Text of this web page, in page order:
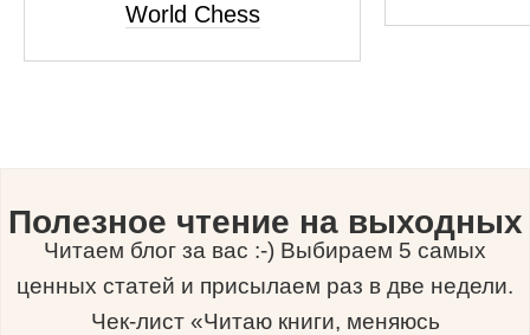
World Chess
Полезное чтение на выходных
Читаем блог за вас :-) Выбираем 5 самых
ценных статей и присылаем раз в две недели.
Чек-лист «Читаю книги, меняюсь